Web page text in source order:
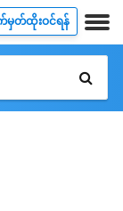
တ်ထိုးဝင်ရန်